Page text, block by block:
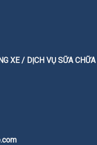
XE / DỊCH VỤ SỮA CHỮA